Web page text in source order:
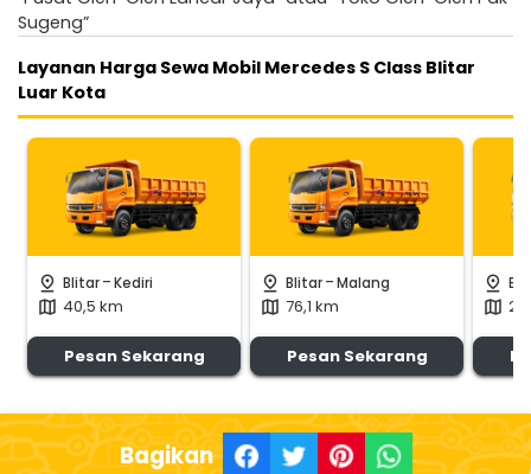
Sugeng”
Layanan Harga Sewa Mobil Mercedes S Class Blitar
Luar Kota
pin_drop Blitar-Kediri
map 40,5 km
Pesan Sekarang
pin_drop Blitar-Malang
map 76,1 km
Pesan Sekarang
pin_drop
map
Bagikan